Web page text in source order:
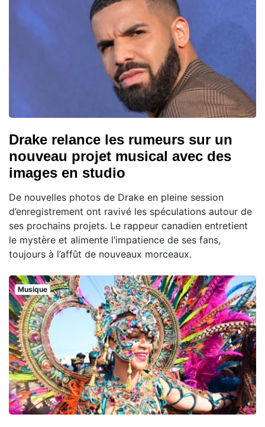
Drake relance les rumeurs sur un
nouveau projet musical avec des
images en studio
De nouvelles photos de Drake en pleine session
d’enregistrement ont ravivé les spéculations autour de
ses prochains projets. Le rappeur canadien entretient
le mystère et alimente l’impatience de ses fans,
toujours à l’affût de nouveaux morceaux.
Musique